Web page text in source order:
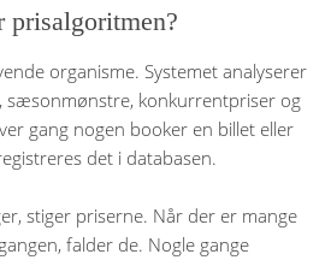
prisalgoritmen?
organisme. Systemet analyserer
sæsonmønstre, konkurrentpriser og
gang nogen booker en billet eller
det i databasen.
stiger priserne. Når der er mange
falder de. Nogle gange